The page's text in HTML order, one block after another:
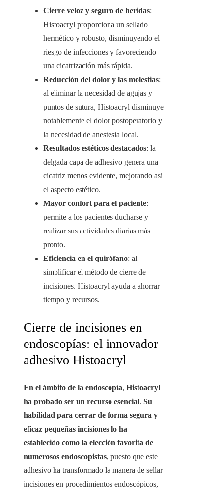
Cierre veloz y seguro de heridas:
Histoacryl proporciona un sellado
hermético y robusto, disminuyendo el
riesgo de infecciones y favoreciendo
una cicatrización más rápida.
Reducción del dolor y las molestias:
al eliminar la necesidad de agujas y
puntos de sutura, Histoacryl disminuye
notablemente el dolor postoperatorio y
la necesidad de anestesia local.
Resultados estéticos destacados: la
delgada capa de adhesivo genera una
cicatriz menos evidente, mejorando así
el aspecto estético.
Mayor confort para el paciente:
permite a los pacientes ducharse y
realizar sus actividades diarias más
pronto.
Eficiencia en el quirófano: al
simplificar el método de cierre de
incisiones, Histoacryl ayuda a ahorrar
tiempo y recursos.
Cierre de incisiones en
endoscopías: el innovador
adhesivo Histoacryl
En el ámbito de la endoscopía, Histoacryl
ha probado ser un recurso esencial. Su
habilidad para cerrar de forma segura y
eficaz pequeñas incisiones lo ha
establecido como la elección favorita de
numerosos endoscopistas, puesto que este
adhesivo ha transformado la manera de sellar
incisiones en procedimientos endoscópicos,